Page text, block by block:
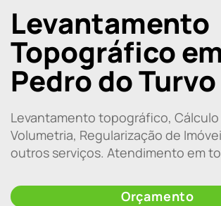
Levantamento
Topográfico
Pedro do Turvo
Levantamento topográfico,
Volumetria, Regularização de
outros serviços. Atendimento em
Orçamento